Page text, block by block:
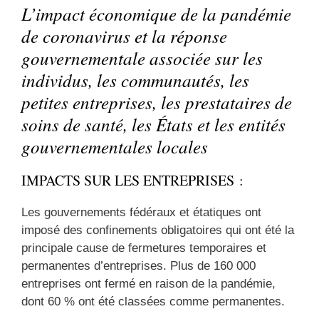
L’impact économique de la pandémie
de coronavirus et la réponse
gouvernementale associée sur les
individus, les communautés, les
petites entreprises, les prestataires de
soins de santé, les États et les entités
gouvernementales locales
IMPACTS SUR LES ENTREPRISES :
Les gouvernements fédéraux et étatiques ont
imposé des confinements obligatoires qui ont été la
principale cause de fermetures temporaires et
permanentes d’entreprises. Plus de 160 000
entreprises ont fermé en raison de la pandémie,
dont 60 % ont été classées comme permanentes.